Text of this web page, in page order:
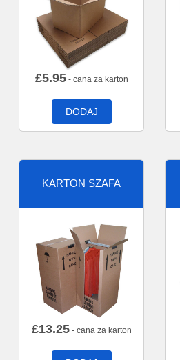
£5.95- cana za karton
DODAJ
KARTON SZAFA
£13.25- cana za karton